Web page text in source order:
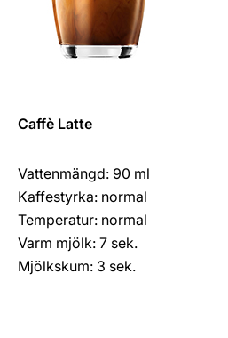
Caffè Latte
Vattenmängd: 90 ml
Kaffestyrka: normal
Temperatur: normal
Varm mjölk: 7 sek.
Mjölkskum: 3 sek.